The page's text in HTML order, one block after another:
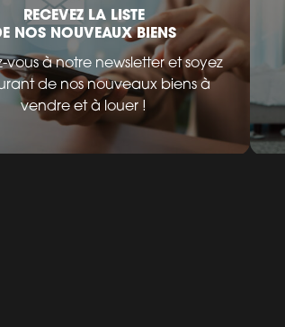
RECEVEZ LA LISTE
NOS NOUVEAUX BIENS
vous à notre newsletter et soyez
de nos nouveaux biens à
vendre et à louer !